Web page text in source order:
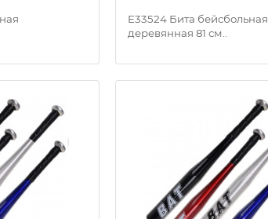
E33524 Бита бейсбольная
деревянная 81 см..